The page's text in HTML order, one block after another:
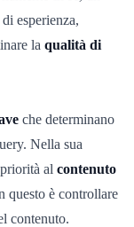
esperienza,
la qualità di
che determinano
Nella sua
al contenuto
questo è controllare
contenuto.